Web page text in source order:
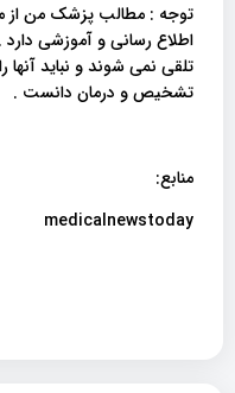
توجه : مطالب پزشک من از
اطلاع رسانی و آموزشی
تلقی نمی شوند و نباید
تشخیص و درمان دانست .
منابع:
medicalnewstoday